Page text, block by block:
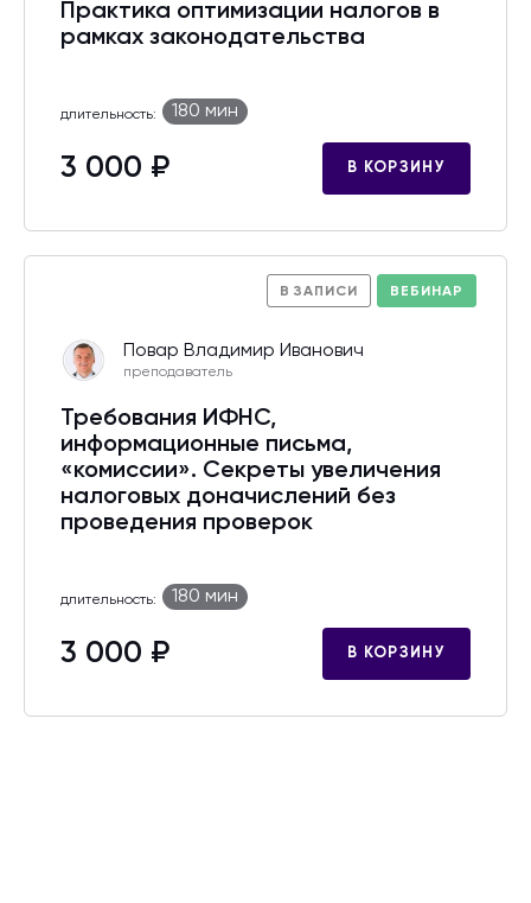
Практика оптимизации налогов в
рамках законодательства
длительность: 180 мин
3 000 ₽ В КОРЗИНУ
В ЗАПИСИ ВЕБИНАР
Повар Владимир Иванович
преподаватель
Требования ИФНС,
информационные письма,
«комиссии». Секреты увеличения
налоговых доначислений без
проведения проверок
длительность: 180 мин
3 000 ₽ В КОРЗИНУ